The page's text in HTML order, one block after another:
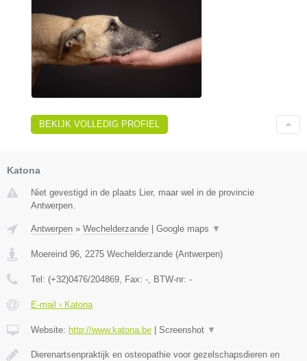
BEKIJK VOLLEDIG PROFIEL
Katona
Niet gevestigd in de plaats Lier, maar wel in de provincie
Antwerpen.
Antwerpen » Wechelderzande | Google maps ▼
Moereind 96 2275 Wechelderzande (Antwerpen)
Tel: (+32)0476/204869 , Fax: - , BTW-nr: -
E-mail › Katona
Website: http://www.katona.be | Screenshot ▼
Dierenartsenpraktijk en osteopathie voor gezelschapsdieren en